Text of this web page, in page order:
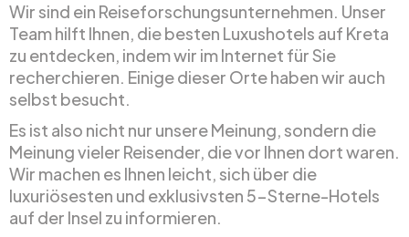
Wir sind ein Reiseforschungsunternehmen. Unser
Team hilft Ihnen, die besten Luxushotels auf Kreta
zu entdecken, indem wir im Internet für Sie
recherchieren. Einige dieser Orte haben wir auch
selbst besucht.
Es ist also nicht nur unsere Meinung, sondern die
Meinung vieler Reisender, die vor Ihnen dort waren.
Wir machen es Ihnen leicht, sich über die
luxuriösesten und exklusivsten 5-Sterne-Hotels
auf der Insel zu informieren.